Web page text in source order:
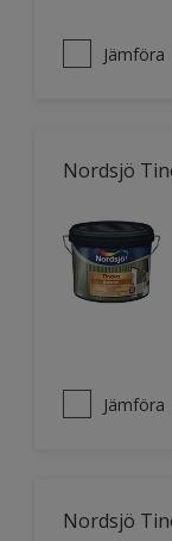
Jämföra
Nordsjö
Jämföra
Nordsjö